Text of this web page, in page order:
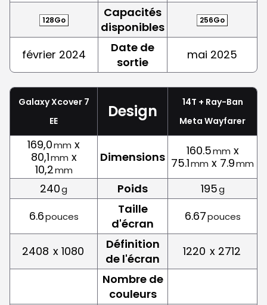
128Go
Capacités
disponibles
256Go
février 2024
Date de
sortie
mai 2025
Galaxy Xcover 7
EE
Design
14T + Ray-Ban
Meta Wayfarer
169,0mm x
80,1mm x
10,2mm
Dimensions 160.5mm x
75.1mm x 7.9mm
240g Poids 195g
6.6pouces
Taille
d'écran
6.67pouces
2408 x 1080
Définition
de l'écran
1220 x 2712
Nombre de
couleurs